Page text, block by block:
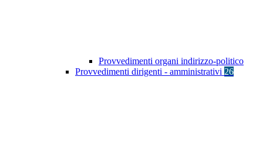
Provvedimenti organi indirizzo-politico
Provvedimenti dirigenti - amministrativi 26